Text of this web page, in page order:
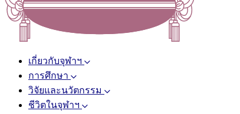
เกี่ยวกับจุฬาฯ
การศึกษา
วิจัยและนวัตกรรม
ชีวิตในจุฬาฯ